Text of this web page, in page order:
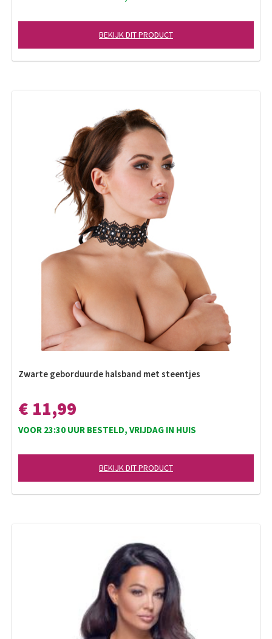
BEKIJK DIT PRODUCT
Zwarte geborduurde halsband met steentjes
€ 11,99
VOOR 23:30 UUR BESTELD, VRIJDAG IN HUIS
BEKIJK DIT PRODUCT